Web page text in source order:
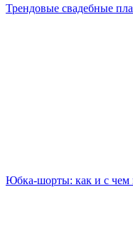
Трендовые свадебные
Юбка-шорты: как и с чем